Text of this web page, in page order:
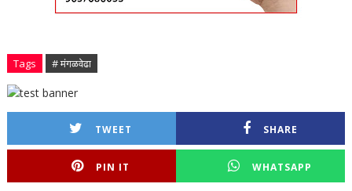
Tags # मंगळवेढा
TWEET SHARE
PIN IT WHATSAPP